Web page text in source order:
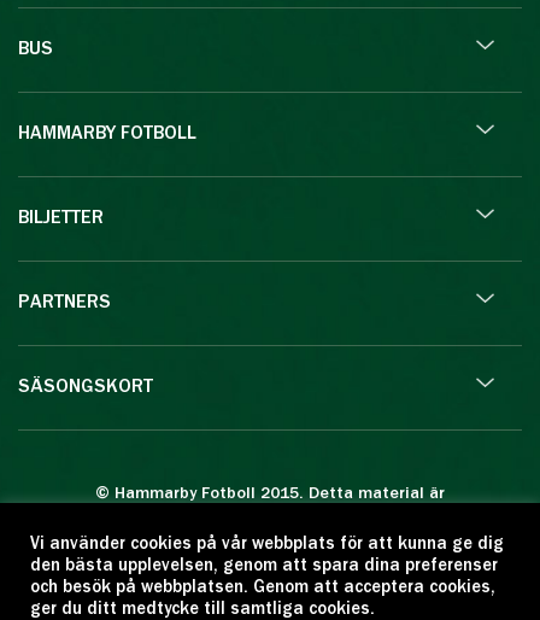
BUS
HAMMARBY FOTBOLL
BILJETTER
PARTNERS
SÄSONGSKORT
© Hammarby Fotboll 2015. Detta material är
Eftertryck eller annan kopiering är förbjuden.
Citera oss gärna men ange källan:
www.hammarbyfotboll.se. Ansvarig utgivare:
Vi använder cookies på vår webbplats för att kunna ge dig
den bästa upplevelsen, genom att spara dina preferenser
och besök på webbplatsen. Genom att acceptera cookies,
ger du ditt medtycke till samtliga cookies.